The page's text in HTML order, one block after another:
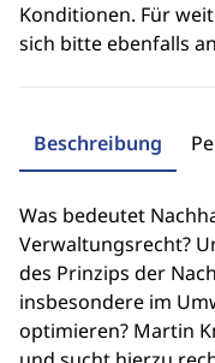
Konditionen. Für
sich bitte ebenfalls
Beschreibung
Was bedeutet
Verwaltungsrecht?
des Prinzips der
insbesondere im
optimieren? Martin